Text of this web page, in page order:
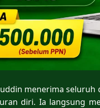
menerima
diri. Ia langsung